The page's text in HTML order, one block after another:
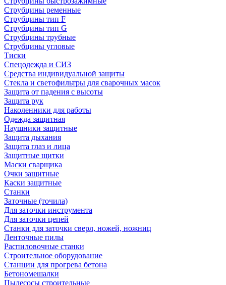
Струбцины ременные
Струбцины тип F
Струбцины тип G
Струбцины трубные
Струбцины угловые
Тиски
Спецодежда и СИЗ
Средства индивидуальной защиты
Стекла и светофильтры для сварочных масок
Защита от падения с высоты
Защита рук
Наколенники для работы
Одежда защитная
Наушники защитные
Защита дыхания
Защита глаз и лица
Защитные щитки
Маски сварщика
Очки защитные
Каски защитные
Станки
Заточные (точила)
Для заточки инструмента
Для заточки цепей
Станки для заточки сверл, ножей, ножниц
Ленточные пилы
Распиловочные станки
Строительное оборудование
Станции для прогрева бетона
Бетономешалки
Пылесосы строительные